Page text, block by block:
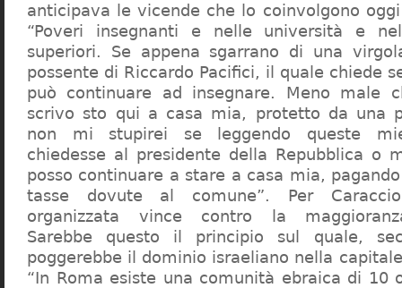
anticipava le vicende che lo coinvolgono
“Poveri insegnanti e nelle università e
superiori. Se appena sgarrano di una
possente di Riccardo Pacifici, il quale chiede
può continuare ad insegnare. Meno male
scrivo sto qui a casa mia, protetto da una
non mi stupirei se leggendo queste
chiedesse al presidente della Repubblica o
posso continuare a stare a casa mia,
tasse dovute al comune”. Per
organizzata vince contro la
Sarebbe questo il principio sul quale,
poggerebbe il dominio israeliano nella
“In Roma esiste una comunità ebraica di 10